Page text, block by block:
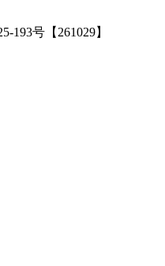
193号【261029】